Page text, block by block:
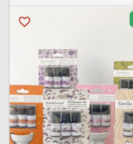
favorite_border